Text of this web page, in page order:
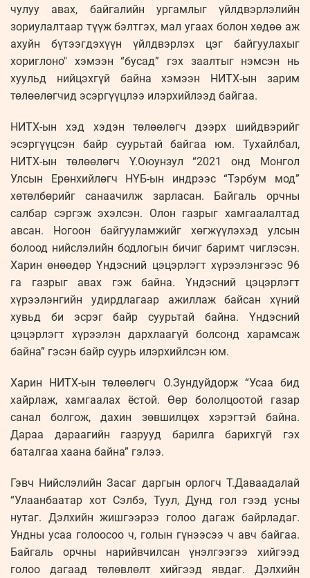
чулуу авах, байгалийн ургамлыг үйлдвэрлэлийн
зориулалтаар түүж бэлтгэх, мал угаах болон хөдөө аж
ахуйн бүтээгдэхүүн үйлдвэрлэх цэг байгуулахыг
хориглоно" хэмээн “бусад” гэх заалтыг нэмсэн нь
хуульд нийцэхгүй байна хэмээн НИТХ-ын зарим
төлөөлөгчид эсэргүүцлээ илэрхийлээд байгаа.
НИТХ-ын хэд хэдэн төлөөлөгч дээрх шийдвэрийг
эсэргүүцсэн байр суурьтай байгаа юм. Тухайлбал,
НИТХ-ын төлөөлөгч Ү.Оюунзул “2021 онд Монгол
Улсын Ерөнхийлөгч НҮБ-ын индрээс “Тэрбум мод”
хөтөлбөрийг санаачилж зарласан. Байгаль орчны
салбар сэргэж эхэлсэн. Олон газрыг хамгаалалтад
авсан. Ногоон байгууламжийг хөгжүүлэхэд улсын
болоод нийслэлийн бодлогын бичиг баримт чиглэсэн.
Харин өнөөдөр Үндэсний цэцэрлэгт хүрээлэнгээс 96
га газрыг авах гэж байна. Үндэсний цэцэрлэгт
хүрээлэнгийн удирдлагаар ажиллаж байсан хүний
хувьд би эсрэг байр суурьтай байна. Үндэсний
цэцэрлэгт хүрээлэн дархлаагүй болсонд харамсаж
байна” гэсэн байр суурь илэрхийлсэн юм.
Харин НИТХ-ын төлөөлөгч О.Зундуйдорж “Усаа бид
хайрлаж, хамгаалах ёстой. Өөр бололцоотой газар
санал болгож, дахин зөвшилцөх хэрэгтэй байна.
Дараа дараагийн газрууд барилга барихгүй гэх
баталгаа хаана байна” гэлээ.
Гэвч Нийслэлийн Засаг даргын орлогч Т.Даваадалай
“Улаанбаатар хот Сэлбэ, Туул, Дунд гол гээд усны
нутаг. Дэлхийн жишгээрээ голоо дагаж байрладаг.
Ундны усаа голоосоо ч, голын гүнээсээ ч авч байгаа.
Байгаль орчны нарийвчилсан үнэлгээгээ хийгээд
голоо дагаад төлөвлөлт хийгээд явдаг. Дэлхийн